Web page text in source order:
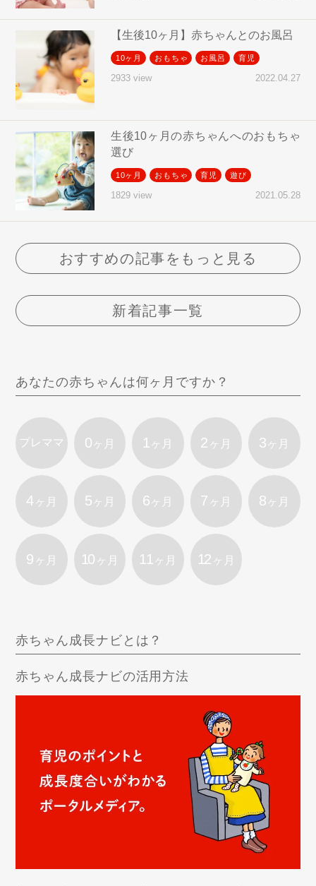
【生後10ヶ月】赤ちゃんとのお風呂
10ヶ月 おもちゃ お風呂 育児
2933 view 2022.04.27
生後10ヶ月の赤ちゃんへのおもちゃ
選び
10ヶ月 おもちゃ 育児 遊び
1829 view 2021.05.28
おすすめの記事をもっと見る
新着記事一覧
あなたの赤ちゃんは何ヶ月ですか？
プレママ 0 ヶ月 1 ヶ月 2 ヶ月 3 ヶ月
4 ヶ月 5 ヶ月 6 ヶ月 7 ヶ月 8 ヶ月
9 ヶ月 10 ヶ月 11 ヶ月 12 ヶ月
赤ちゃん成長ナビとは？
赤ちゃん成長ナビの活用方法